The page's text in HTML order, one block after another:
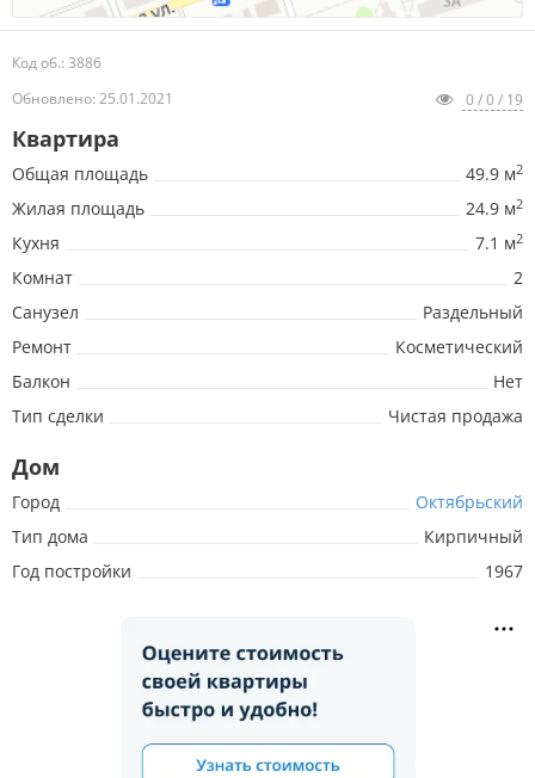
Код об.: 3886
Обновлено: 25.01.2021
0 / 0 / 19
Квартира
Общая площадь 49.9 м2
Жилая площадь 24.9 м2
Кухня 7.1 м2
Комнат
2
Санузел
Раздельный
Ремонт
Косметический
Балкон
Нет
Тип сделки
Чистая продажа
Дом
Город
Октябрьский
Тип дома
Кирпичный
Год постройки
1967